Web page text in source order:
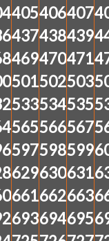
405406407
437438439
469470471
501502503
533534535
565566567
597598599
629630631
661662663
693694695